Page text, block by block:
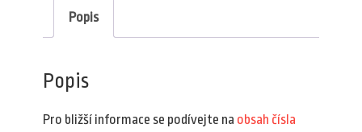
Popis
Popis
Pro bližší informace se podívejte na obsah čísla